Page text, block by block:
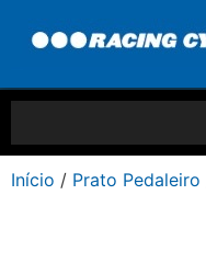
Início / Prato Pedaleiro